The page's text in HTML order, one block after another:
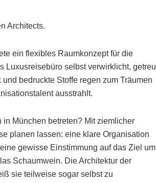
Architects.
ein flexibles Raumkonzept für die
Luxusreisebüro selbst verwirklicht, getreu
bedruckte Stoffe regen zum Träumen
ausstrahlt.
München betreten? Mit ziemlicher
planen lassen: eine klare Organisation
gewisse Einstimmung auf das Ziel um
Schaumwein. Die Architektur der
sie teilweise sogar selbst zu